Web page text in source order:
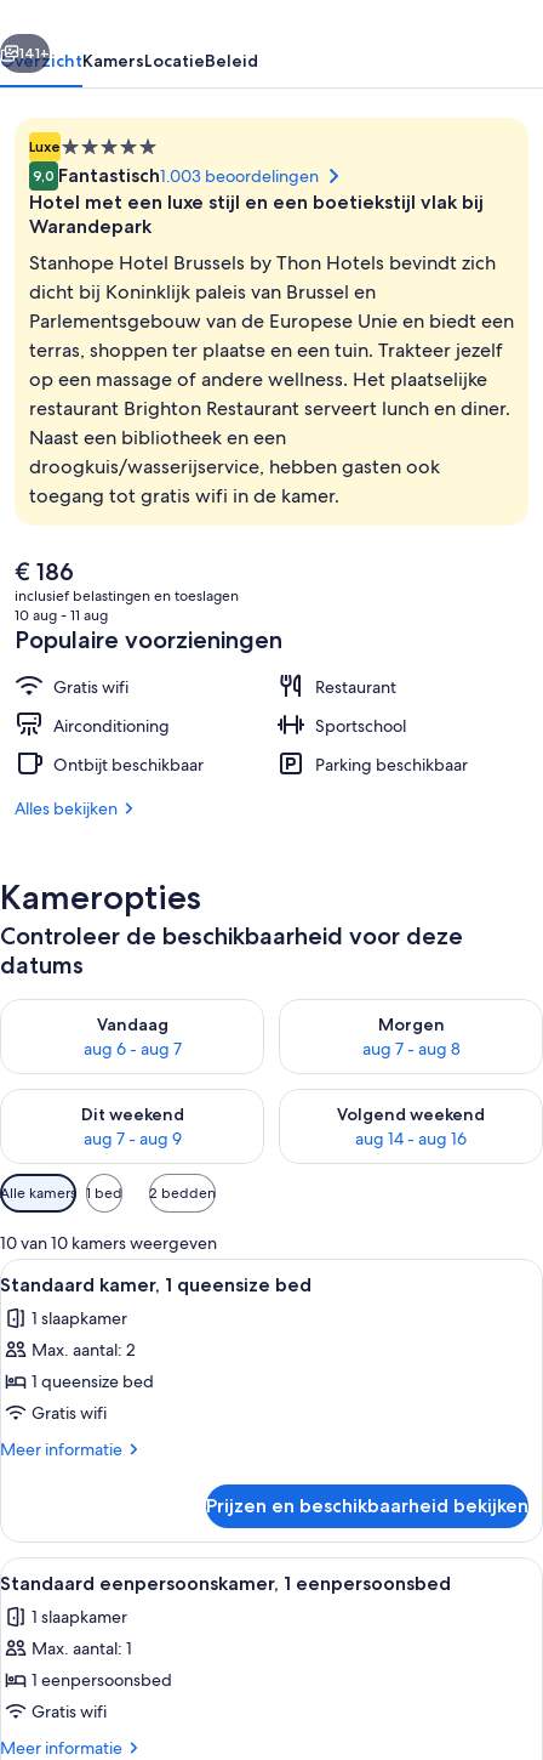
Tuin
Volgende
141+
OverzichtKamersLocatieBeleid
Luxe5.0-
sterrenaccommodatie
9,0 Fantastisch1.003 beoordelingen
Hotel met een luxe stijl en een boetiekstijl vlak bij
Warandepark
Stanhope Hotel Brussels by Thon Hotels bevindt zich
dicht bij Koninklijk paleis van Brussel en
Parlementsgebouw van de Europese Unie en biedt een
terras, shoppen ter plaatse en een tuin. Trakteer jezelf
op een massage of andere wellness. Het plaatselijke
restaurant Brighton Restaurant serveert lunch en diner.
Naast een bibliotheek en een
droogkuis/wasserijservice, hebben gasten ook
toegang tot gratis wifi in de kamer.
De
huidige
prijs
is
€ 186
€ 186
inclusief belastingen en toeslagen
10 aug - 11 aug
Populaire voorzieningen
Gratis wifi
Restaurant
Airconditioning
Sportschool
Ontbijt beschikbaar
Parking beschikbaar
Alles bekijken
Kameropties
Controleer de beschikbaarheid voor deze
datums
Vandaag
aug 6 - aug 7
De beschikbaarheid controleren voor vanavond aug 6 - aug 7
Morgen
aug 7 - aug 8
De beschikbaarheid
Dit weekend
aug 7 - aug 9
De beschikbaarheid controleren voor dit weekend aug 7 -
Volgend weekend
aug 14 - aug 16
De beschikbaarheid
Beschikbare
filters
voor
kamers
Alle kamers 1 bed 2 bedden
10 van 10 kamers weergeven
Alle
foto's
voor
Standaard
kamer,
1
queensize
Een slaapkamer met een groot bed,
18
Standaard kamer, 1 queensize bed
1 slaapkamer
Max. aantal: 2
1 queensize bed
Gratis wifi
Meer informatie
Meer
kamer,
queensize
Prijzen en beschikbaarheid bekijken
Alle
foto's
voor
Standaard
eenpersoonskamer,
1
eenpersoonsbed
Een hotelkamer met een bed,
12
Standaard eenpersoonskamer, 1 eenpersoonsbed
1 slaapkamer
Max. aantal: 1
1 eenpersoonsbed
Gratis wifi
Meer informatie
Meer